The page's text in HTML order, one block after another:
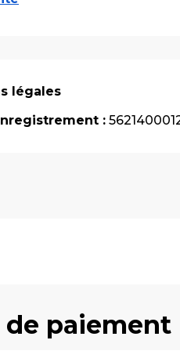
légales
légales
:
de paiement